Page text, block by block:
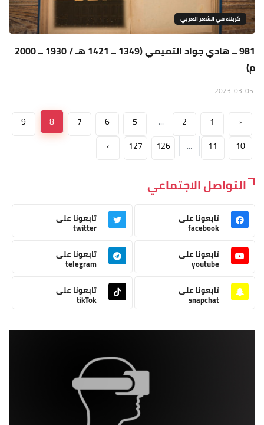
كربلاء في الشعر العربي
981 ــ هادي جواد التميمي (1349 ــ 1421 هـ / 1930 ــ 2000
م)
‹
1
2
...
5
6
7
8
9
10
11
...
126
127
›
التواصل الاجتماعي
تابعونا على
facebook
تابعونا على
twitter
تابعونا على
youtube
تابعونا على
telegram
تابعونا على
snapchat
تابعونا على
tikTok